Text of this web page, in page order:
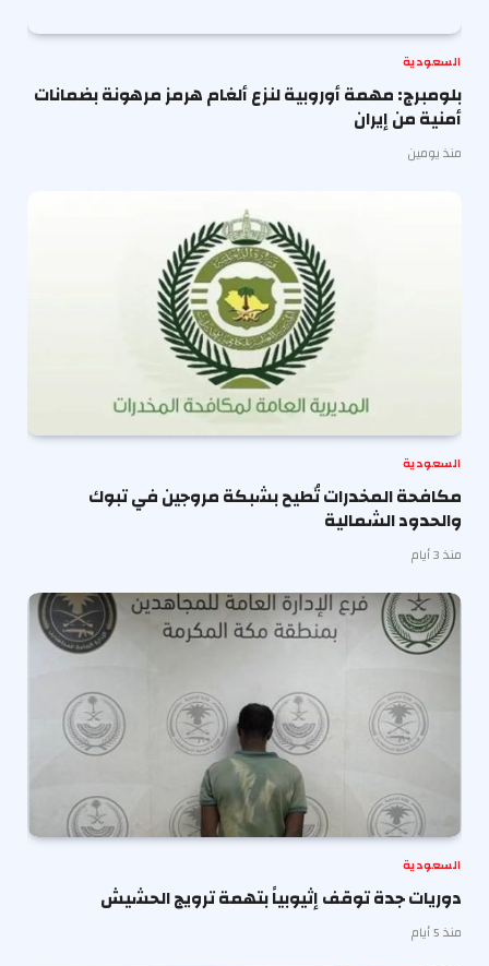
السعودية
بلومبرج: مهمة أوروبية لنزع ألغام هرمز مرهونة بضمانات
أمنية من إيران
منذ يومين
السعودية
مكافحة المخدرات تُطيح بشبكة مروجين في تبوك
والحدود الشمالية
منذ 3 أيام
السعودية
دوريات جدة توقف إثيوبياً بتهمة ترويج الحشيش
منذ 5 أيام